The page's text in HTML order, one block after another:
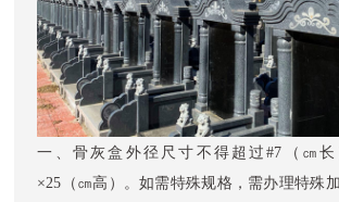
一、骨灰盒外径尺寸不得超过#7（㎝长
×25（㎝高）。如需特殊规格，需办理特殊